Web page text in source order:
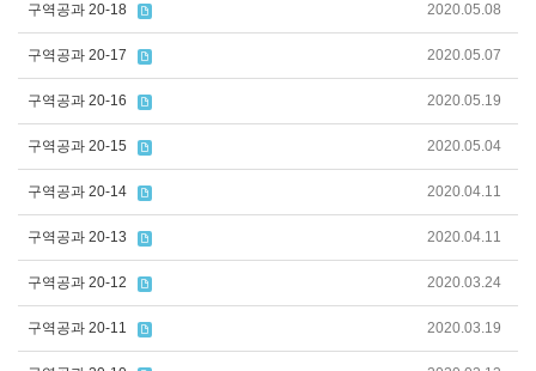
구역공과 20-18 2020.05.08
구역공과 20-17 2020.05.07
구역공과 20-16 2020.05.19
구역공과 20-15 2020.05.04
구역공과 20-14 2020.04.11
구역공과 20-13 2020.04.11
구역공과 20-12 2020.03.24
구역공과 20-11 2020.03.19